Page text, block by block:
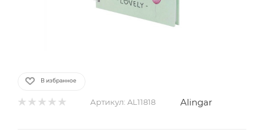
В избранное
Артикул: AL11818 Alingar